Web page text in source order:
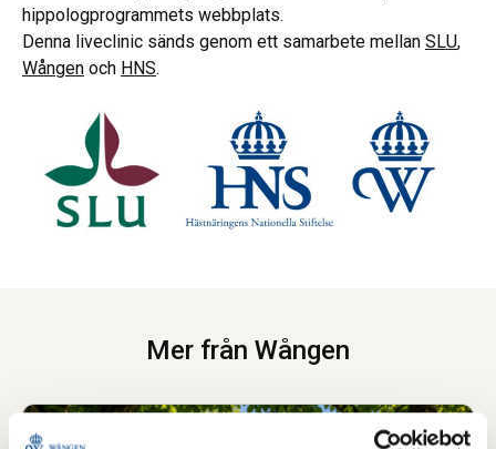
hippologprogrammets webbplats.
Denna liveclinic sänds genom ett samarbete mellan SLU,
Wången och HNS.
Mer från Wången
Brukshäst